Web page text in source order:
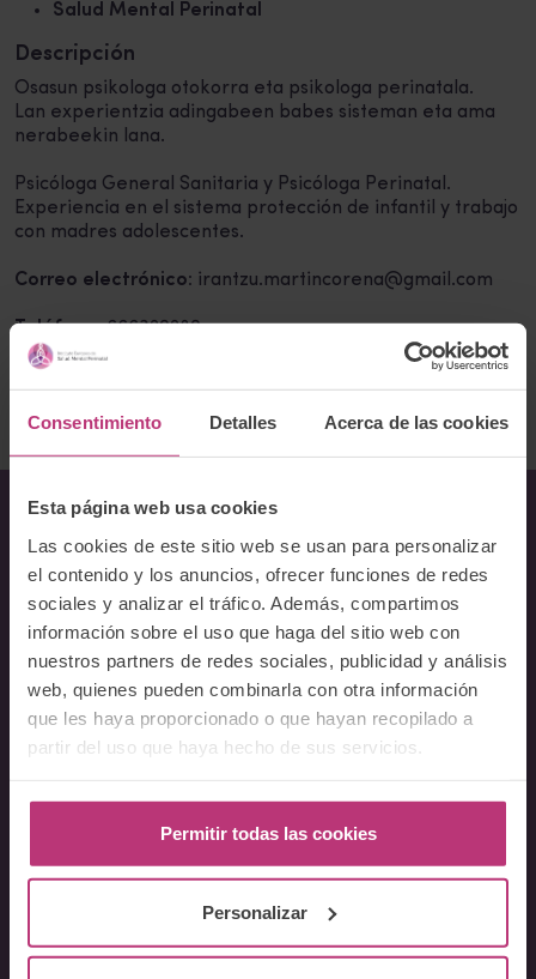
Consentimiento Detalles Acerca de las cookies
Esta página web usa cookies
Las cookies de este sitio web se usan para personalizar
el contenido y los anuncios, ofrecer funciones de redes
sociales y analizar el tráfico. Además, compartimos
información sobre el uso que haga del sitio web con
nuestros partners de redes sociales, publicidad y análisis
web, quienes pueden combinarla con otra información
que les haya proporcionado o que hayan recopilado a
partir del uso que haya hecho de sus servicios.
Permitir todas las cookies
Personalizar
Salud Mental Perinatal
Descripción
Osasun psikologa otokorra eta psikologa perinatala.
Lan experientzia adingabeen babes sisteman eta ama
nerabeekin lana.
Psicóloga General Sanitaria y Psicóloga Perinatal.
Experiencia en el sistema protección de infantil y trabajo
con madres adolescentes.
Correo electrónico: irantzu.martincorena@gmail.com
Teléfono:666320280
Volver al listado
Sobre Nosotros
Acerca del Instituto
Equipo
Preguntas frecuentes
clínicas
Fundamentos en Salud Mental Perinatal
Herramientas de Psicoterapia Perinatal
Psiquiatría perinatal